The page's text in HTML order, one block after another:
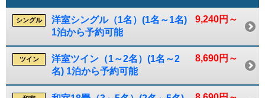
9,240円～
シングル
洋室シングル（1名）(1名～1名)
1泊から予約可能
8,690円～
ツイン
洋室ツイン（1～2名）(1名～2
名) 1泊から予約可能